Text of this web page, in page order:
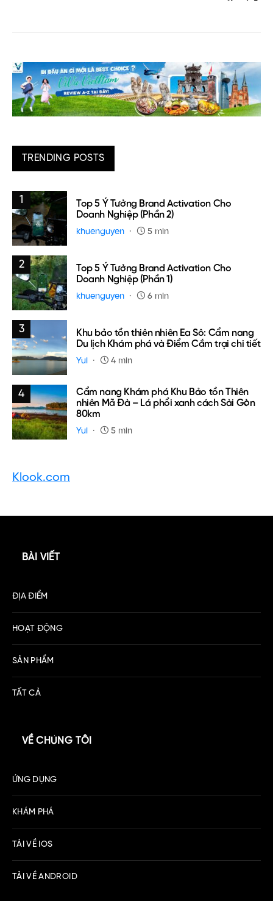
TRENDING POSTS
1
Top 5 Ý Tưởng Brand Activation Cho
Doanh Nghiệp (Phần 2)
khuenguyen 5 min
2
Top 5 Ý Tưởng Brand Activation Cho
Doanh Nghiệp (Phần 1)
khuenguyen 6 min
3
Khu bảo tồn thiên nhiên Ea Sô: Cẩm nang
Du lịch Khám phá và Điểm Cắm trại chi tiết
Yui 4 min
4
Cẩm nang Khám phá Khu Bảo tồn Thiên
nhiên Mã Đà – Lá phổi xanh cách Sài Gòn
80km
Yui 5 min
Klook.com
BÀI VIẾT
ĐỊA ĐIỂM
HOẠT ĐỘNG
SẢN PHẨM
TẤT CẢ
VỀ CHÚNG TÔI
ỨNG DỤNG
KHÁM PHÁ
TẢI VỀ IOS
TẢI VỀ ANDROID